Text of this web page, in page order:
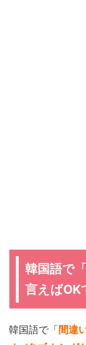
韓国語で
言えばOK
韓国語で「 間違